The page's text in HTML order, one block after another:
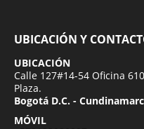
UBICACIÓN Y
UBICACIÓN
Calle 127#14-54 Oficina
Plaza.
Bogotá D.C. -
MÓVIL